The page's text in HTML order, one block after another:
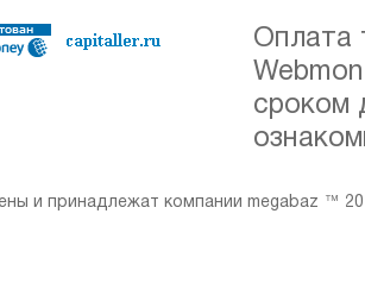
Оплата
сроком
и принадлежат компании megabaz ™